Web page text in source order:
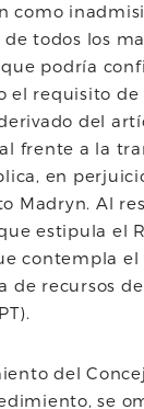
como
todos los
podría
el requisito
del
frente a la
en
Madryn. Al
estipula el
contempla el
de recursos
del
se